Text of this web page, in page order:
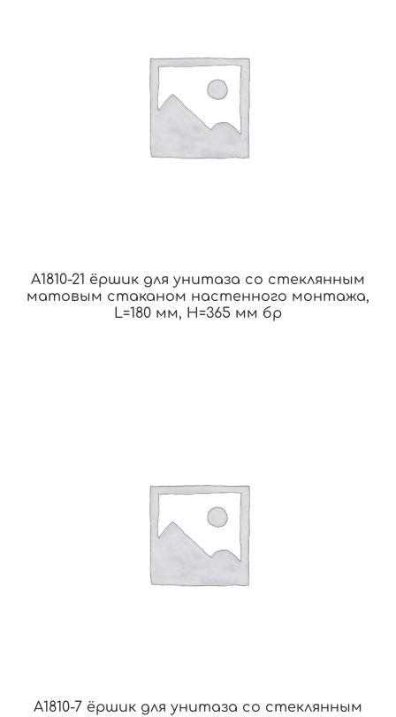
A1810-21 ёршик для унитаза со стеклянным
матовым стаканом настенного монтажа,
L=180 мм, H=365 мм бр
A1810-7 ёршик для унитаза со стеклянным